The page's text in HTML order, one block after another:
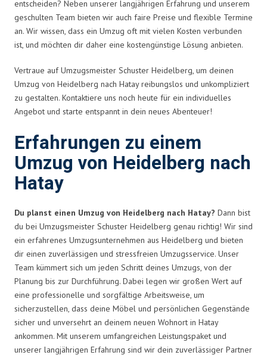
entscheiden? Neben unserer langjährigen Erfahrung und unserem
geschulten Team bieten wir auch faire Preise und flexible Termine
an. Wir wissen, dass ein Umzug oft mit vielen Kosten verbunden
ist, und möchten dir daher eine kostengünstige Lösung anbieten.
Vertraue auf Umzugsmeister Schuster Heidelberg, um deinen
Umzug von Heidelberg nach Hatay reibungslos und unkompliziert
zu gestalten. Kontaktiere uns noch heute für ein individuelles
Angebot und starte entspannt in dein neues Abenteuer!
Erfahrungen zu einem
Umzug von Heidelberg nach
Hatay
Du planst einen Umzug von Heidelberg nach Hatay? Dann bist
du bei Umzugsmeister Schuster Heidelberg genau richtig! Wir sind
ein erfahrenes Umzugsunternehmen aus Heidelberg und bieten
dir einen zuverlässigen und stressfreien Umzugsservice. Unser
Team kümmert sich um jeden Schritt deines Umzugs, von der
Planung bis zur Durchführung. Dabei legen wir großen Wert auf
eine professionelle und sorgfältige Arbeitsweise, um
sicherzustellen, dass deine Möbel und persönlichen Gegenstände
sicher und unversehrt an deinem neuen Wohnort in Hatay
ankommen. Mit unserem umfangreichen Leistungspaket und
unserer langjährigen Erfahrung sind wir dein zuverlässiger Partner